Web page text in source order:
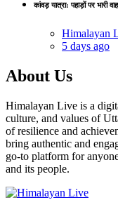
कांवड़ यात्रा: पहाड़ों पर भारी
Himalayan
5 days ago
About Us
Himalayan Live is a
culture, and values of
of resilience and
bring authentic and
go-to platform for
and its people.